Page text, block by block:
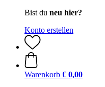
Bist du neu hier?
Konto erstellen
Warenkorb € 0,00